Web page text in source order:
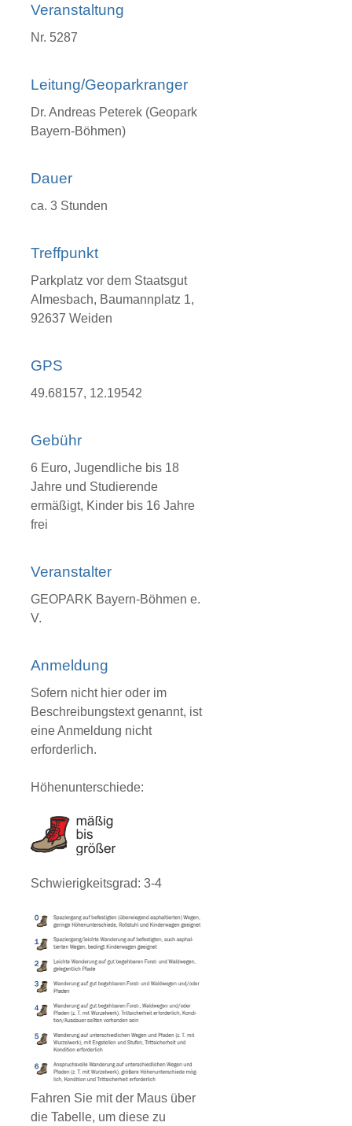
Veranstaltung
Nr. 5287
Leitung/Geoparkranger
Dr. Andreas Peterek (Geopark
Bayern-Böhmen)
Dauer
ca. 3 Stunden
Treffpunkt
Parkplatz vor dem Staatsgut
Almesbach, Baumannplatz 1,
92637 Weiden
GPS
49.68157, 12.19542
Gebühr
6 Euro, Jugendliche bis 18
Jahre und Studierende
ermäßigt, Kinder bis 16 Jahre
frei
Veranstalter
GEOPARK Bayern-Böhmen e.
V.
Anmeldung
Sofern nicht hier oder im
Beschreibungstext genannt, ist
eine Anmeldung nicht
erforderlich.
Höhenunterschiede:
Schwierigkeitsgrad: 3-4
Fahren Sie mit der Maus über
die Tabelle, um diese zu